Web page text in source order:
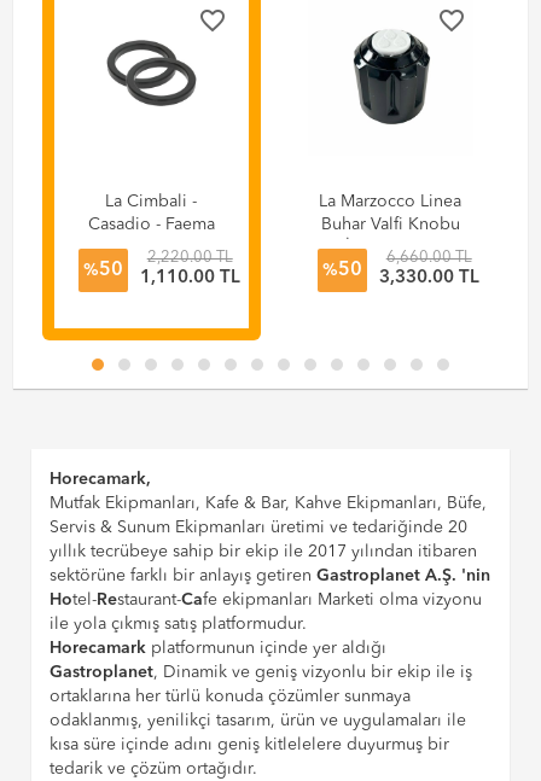
favorite_border
La Cimbali -
Casadio - Faema
Espresso Makinesi
Üst Tutucu Conta
2'li 402-199-010
UP & Casadio
Undici-Dieci-
Qundici & Faema
%50
2,220.00 TL
1,110.00 TL
favorite_border
La Marzocco Linea
Buhar Valfi Knobu
ve İç Kısmı L165V
%50
6,660.00 TL
3,330.00 TL
Horecamark,
Mutfak Ekipmanları, Kafe & Bar, Kahve Ekipmanları, Büfe,
Servis & Sunum Ekipmanları üretimi ve tedariğinde 20
yıllık tecrübeye sahip bir ekip ile 2017 yılından itibaren
sektörüne farklı bir anlayış getirenGastroplanet A.Ş. 'nin
Hotel-Restaurant-Cafe ekipmanları Marketi olma vizyonu
ile yola çıkmış satış platformudur.
Horecamark platformunun içinde yer aldığı
Gastroplanet, Dinamik ve geniş vizyonlu bir ekip ile iş
ortaklarına her türlü konuda çözümler sunmaya
odaklanmış, yenilikçi tasarım, ürün ve uygulamaları ile
kısa süre içinde adını geniş kitlelelere duyurmuş bir
tedarik ve çözüm ortağıdır.